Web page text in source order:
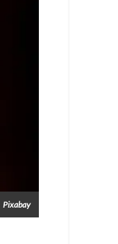
Pixabay